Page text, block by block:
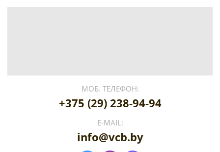
МОБ. ТЕЛЕФОН:
+375 (29) 238-94-94
E-MAIL:
info@vcb.by